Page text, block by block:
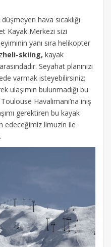
hava sıcaklığı
Kayak Merkezi sizi
yanı sıra helikopter
heli-skiing, kayak
Seyahat planınızı
varmak isteyebilirsiniz;
ulaşımın bulunmadığı bu
Havalimanı’na iniş
gerektiren bu kayak
edeceğimiz limuzin ile